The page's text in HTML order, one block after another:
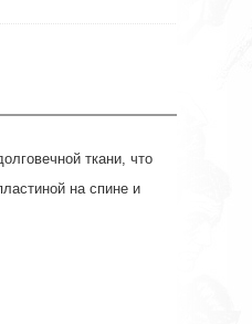
ткани, что
на спине и